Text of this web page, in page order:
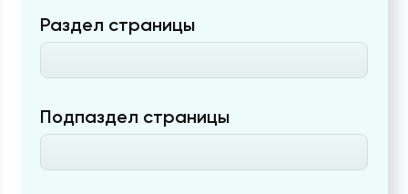
Раздел страницы
Подпаздел страницы